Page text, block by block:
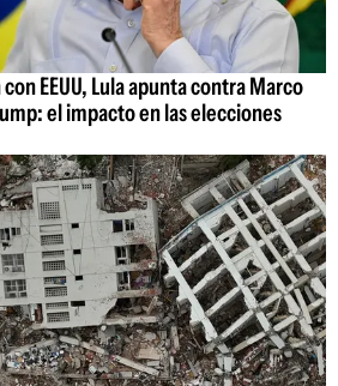
EEUU, Lula apunta contra Marco
el impacto en las elecciones